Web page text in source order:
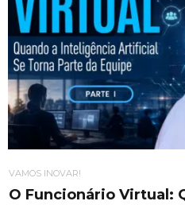
VAMOS INOVAR!
O Funcionário Virtual: